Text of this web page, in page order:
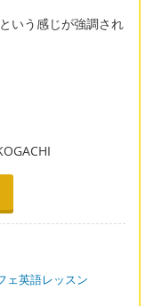
いう感じが強調され
ェ英語レッスン